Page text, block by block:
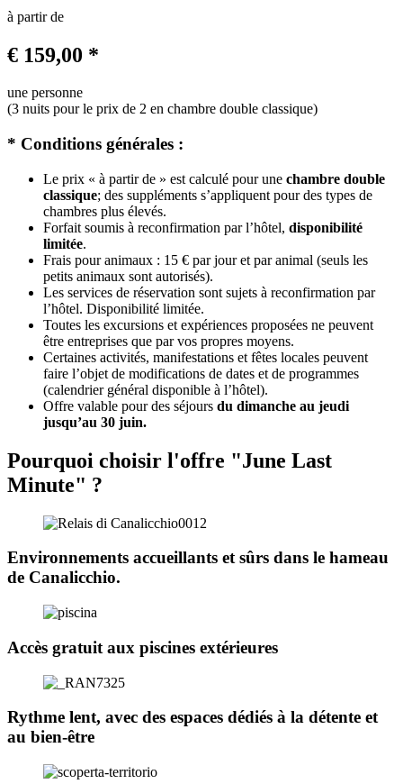
à partir de
€ 159,00 *
une personne
(3 nuits pour le prix de 2 en chambre double classique)
* Conditions générales :
Le prix « à partir de » est calculé pour une chambre double
classique; des suppléments s’appliquent pour des types de
chambres plus élevés.
Forfait soumis à reconfirmation par l’hôtel, disponibilité
limitée.
Frais pour animaux : 15 € par jour et par animal (seuls les
petits animaux sont autorisés).
Les services de réservation sont sujets à reconfirmation par
l’hôtel. Disponibilité limitée.
Toutes les excursions et expériences proposées ne peuvent
être entreprises que par vos propres moyens.
Certaines activités, manifestations et fêtes locales peuvent
faire l’objet de modifications de dates et de programmes
(calendrier général disponible à l’hôtel).
Offre valable pour des séjours du dimanche au jeudi
jusqu’au 30 juin.
Pourquoi choisir l'offre "June Last
Minute" ?
Environnements accueillants et sûrs dans le hameau
de Canalicchio.
Accès gratuit aux piscines extérieures
Rythme lent, avec des espaces dédiés à la détente et
au bien-être